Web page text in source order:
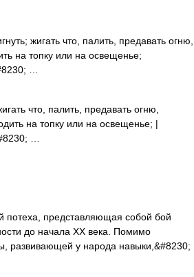
жигать что, палить, предавать огню,
на топку или на освещенье;
…
что, палить, предавать огню,
на топку или на освещенье; |
…
представляющая собой бой
до начала XX века. Помимо
развивающей у народа навыки,&#8230;